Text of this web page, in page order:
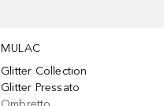
MULAC
Glitter Collection
Glitter Pressato